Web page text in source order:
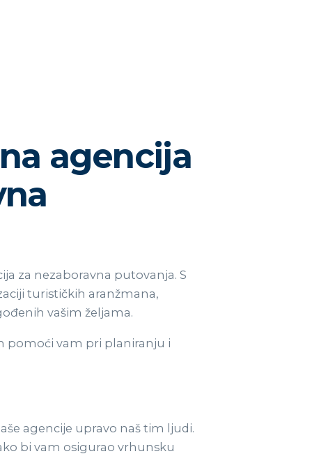
agencija
za nezaboravna putovanja. S
turističkih aranžmana,
vašim željama.
pomoći vam pri planiranju i
agencije upravo naš tim ljudi.
bi vam osigurao vrhunsku